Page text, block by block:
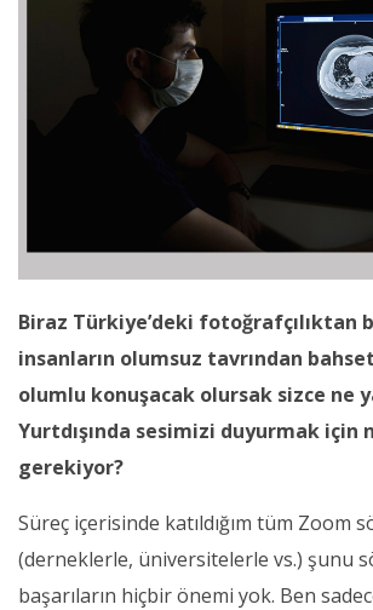
Biraz Türkiye’deki fotoğrafçılıktan
insanların olumsuz tavrından
olumlu konuşacak olursak sizce ne
Yurtdışında sesimizi duyurmak için
gerekiyor?
Süreç içerisinde katıldığım tüm Zoom
(derneklerle, üniversitelerle vs.) şunu
başarıların hiçbir önemi yok. Ben